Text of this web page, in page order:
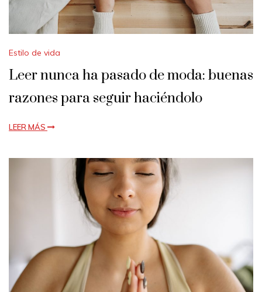
Estilo de vida
Leer nunca ha pasado de moda: buenas
razones para seguir haciéndolo
LEER MÁS